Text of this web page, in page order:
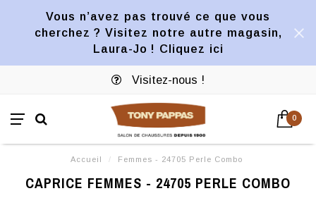
Vous n’avez pas trouvé ce que vous
cherchez ? Visitez notre autre magasin,
Laura-Jo ! Cliquez ici
Visitez-nous !
0
Accueil / Femmes - 24705 Perle Combo
CAPRICE FEMMES - 24705 PERLE COMBO